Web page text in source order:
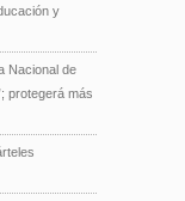
y
Nacional de
protegerá más